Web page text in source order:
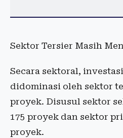
Sektor Tersier Masih
Secara sektoral,
didominasi oleh sektor
proyek. Disusul sektor
175 proyek dan sektor
proyek.